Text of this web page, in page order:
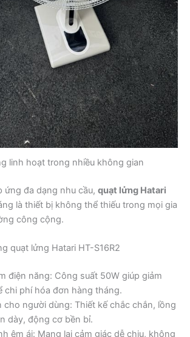
linh hoạt trong nhiều không gian
ứng đa dạng nhu cầu, quạt lửng Hatari
là thiết bị không thể thiếu trong mọi gia
công cộng.
quạt lửng Hatari HT-S16R2
điện năng: Công suất 50W giúp giảm
chi phí hóa đơn hàng tháng.
cho người dùng: Thiết kế chắc chắn, lồng
dày, động cơ bền bỉ.
êm ái: Mang lại cảm giác dễ chịu, không